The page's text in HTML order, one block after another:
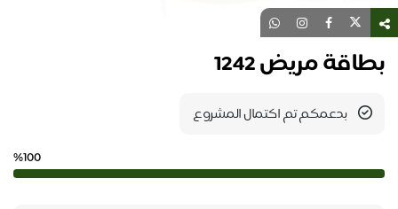
بطاقة مريض 1242
بدعمكم تم اكتمال المشروع
%100